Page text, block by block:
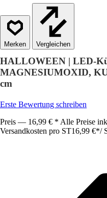
Vergleichen
HALLOWEEN | LED-
MAGNESIUMOXID,
cm
Erste Bewertung schreiben
Preis — 16,99 € * Alle Preise
Versandkosten pro ST16,99 €*/